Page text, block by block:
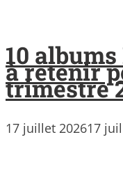
10
à retenir
trimestre
17 juillet 202617